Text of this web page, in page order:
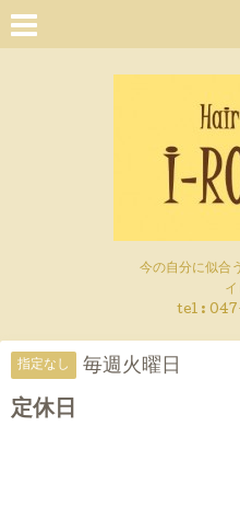
今の自分に似合
tel :
指定なし 毎週火曜日
定休日